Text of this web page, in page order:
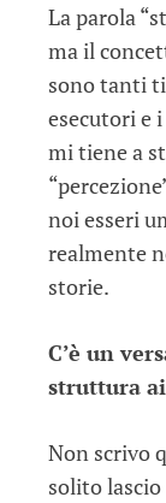
La parola
ma il
sono tanti
esecutori e
mi tiene a
noi esseri
realmente
storie.
C’è un
struttura
Non scrivo
solito lascio